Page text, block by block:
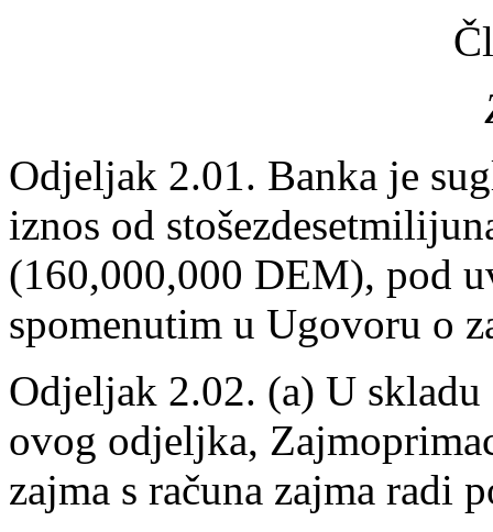
Odjeljak 2.01. Banka je
iznos od
(160,000,000 DEM), pod
spomenutim u Ugovoru o
Odjeljak 2.02. (a) U
ovog odjeljka,
zajma s računa zajma radi